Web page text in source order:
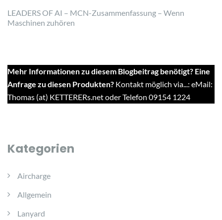
LEADERS OF AI – MCN-Zusammenfassung – Wenn
Maschinen zuhören
Mehr Informationen zu diesem Blogbeitrag benötigt? Eine
Anfrage zu diesen Produkten? Kontakt möglich via...: eMail:
Thomas (at) KETTERERs.net oder Telefon 09154 1224
Kategorien
Aircharge
Allgemein
Lanyard